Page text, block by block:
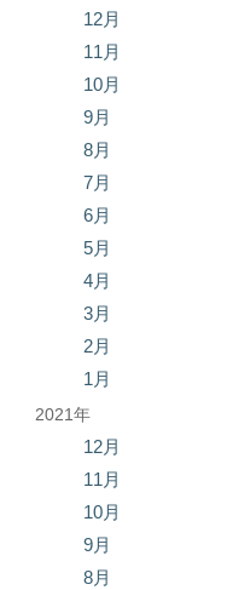
12月
11月
10月
9月
8月
7月
6月
5月
4月
3月
2月
1月
2021年
12月
11月
10月
9月
8月